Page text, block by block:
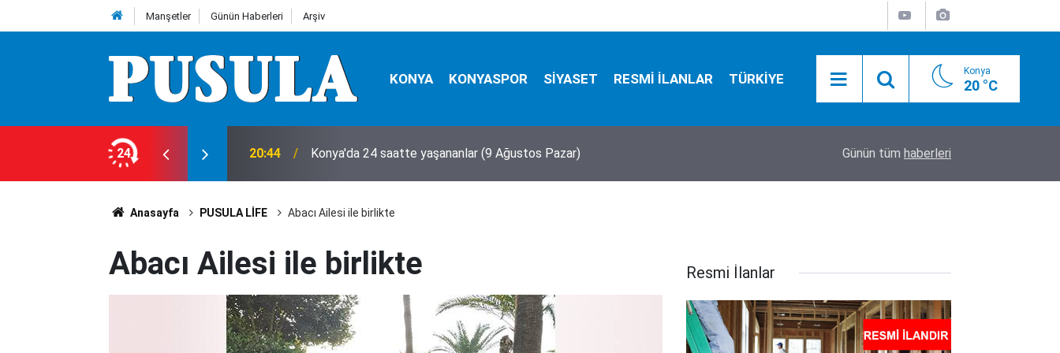
Manşetler Günün Haberleri Arşiv
KONYA KONYASPOR SİYASET RESMİ İLANLAR TÜRKİYE Konya
20 °C
24
sebep oldu 20:44 Konya'da 24 saatte yaşananlar (9 Ağustos Pazar) Konya'yı Antalya'ya bağlayan tünel yaşlı çifte
Günün tüm haberleri
Anasayfa PUSULA LİFE Abacı Ailesi ile birlikte
Abacı Ailesi ile birlikte Resmi İlanlar